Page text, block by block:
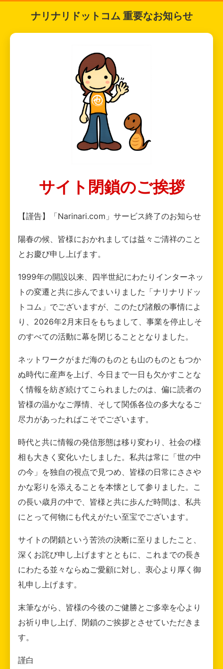
ナリナリドットコム 重要なお知らせ
サイト閉鎖のご挨拶
【謹告】「Narinari.com」サービス終了のお知らせ
陽春の候、皆様におかれましては益々ご清祥のこと
とお慶び申し上げます。
1999年の開設以来、四半世紀にわたりインターネッ
トの変遷と共に歩んでまいりました「ナリナリドッ
トコム」でございますが、このたび諸般の事情によ
り、2026年2月末日をもちまして、事業を停止しそ
のすべての活動に幕を閉じることとなりました。
ネットワークがまだ海のものとも山のものともつか
ぬ時代に産声を上げ、今日まで一日も欠かすことな
く情報を紡ぎ続けてこられましたのは、偏に読者の
皆様の温かなご厚情、そして関係各位の多大なるご
尽力があったればこそでございます。
時代と共に情報の発信形態は移り変わり、社会の様
相も大きく変化いたしました。私共は常に「世の中
の今」を独自の視点で見つめ、皆様の日常にささや
かな彩りを添えることを本懐として参りました。こ
の長い歳月の中で、皆様と共に歩んだ時間は、私共
にとって何物にも代えがたい至宝でございます。
サイトの閉鎖という苦渋の決断に至りましたこと、
深くお詫び申し上げますとともに、これまでの長き
にわたる並々ならぬご愛顧に対し、衷心より厚く御
礼申し上げます。
末筆ながら、皆様の今後のご健勝とご多幸を心より
お祈り申し上げ、閉鎖のご挨拶とさせていただきま
す。
謹白